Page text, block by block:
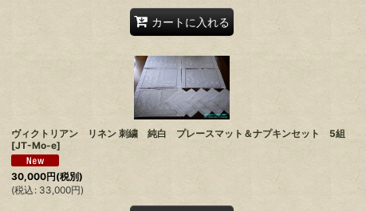
カートに入れる
ヴィクトリアン リネン 刺繍 純白 プレースマット＆ナプキンセット 5組
[JT-Mo-e]
30,000円(税別)
(税込 : 33,000円)